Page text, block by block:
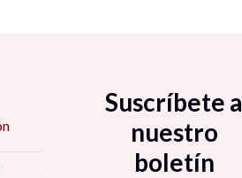
Suscríbete a
nuestro
boletín